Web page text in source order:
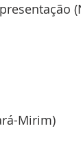
Mirim)